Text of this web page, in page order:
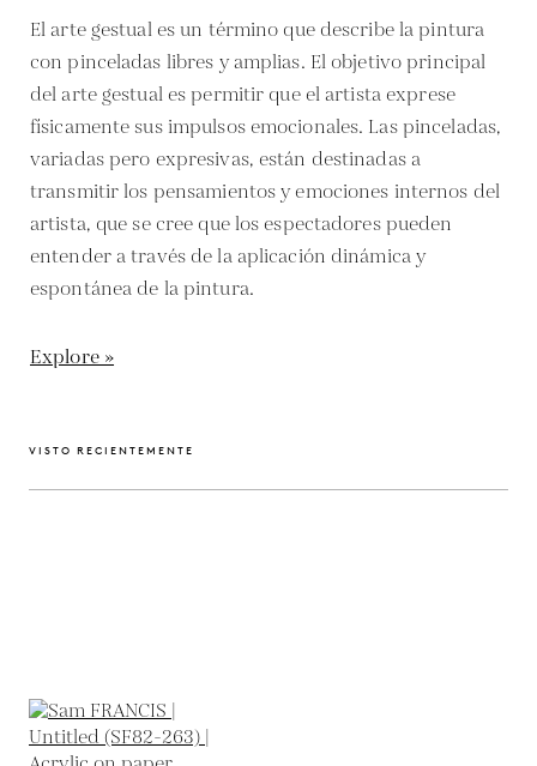
El arte gestual es un término que describe la pintura
con pinceladas libres y amplias. El objetivo principal
del arte gestual es permitir que el artista exprese
físicamente sus impulsos emocionales. Las pinceladas,
variadas pero expresivas, están destinadas a
transmitir los pensamientos y emociones internos del
artista, que se cree que los espectadores pueden
entender a través de la aplicación dinámica y
espontánea de la pintura.
Explore »
VISTO RECIENTEMENTE